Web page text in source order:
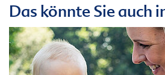
Das könnte Sie auch